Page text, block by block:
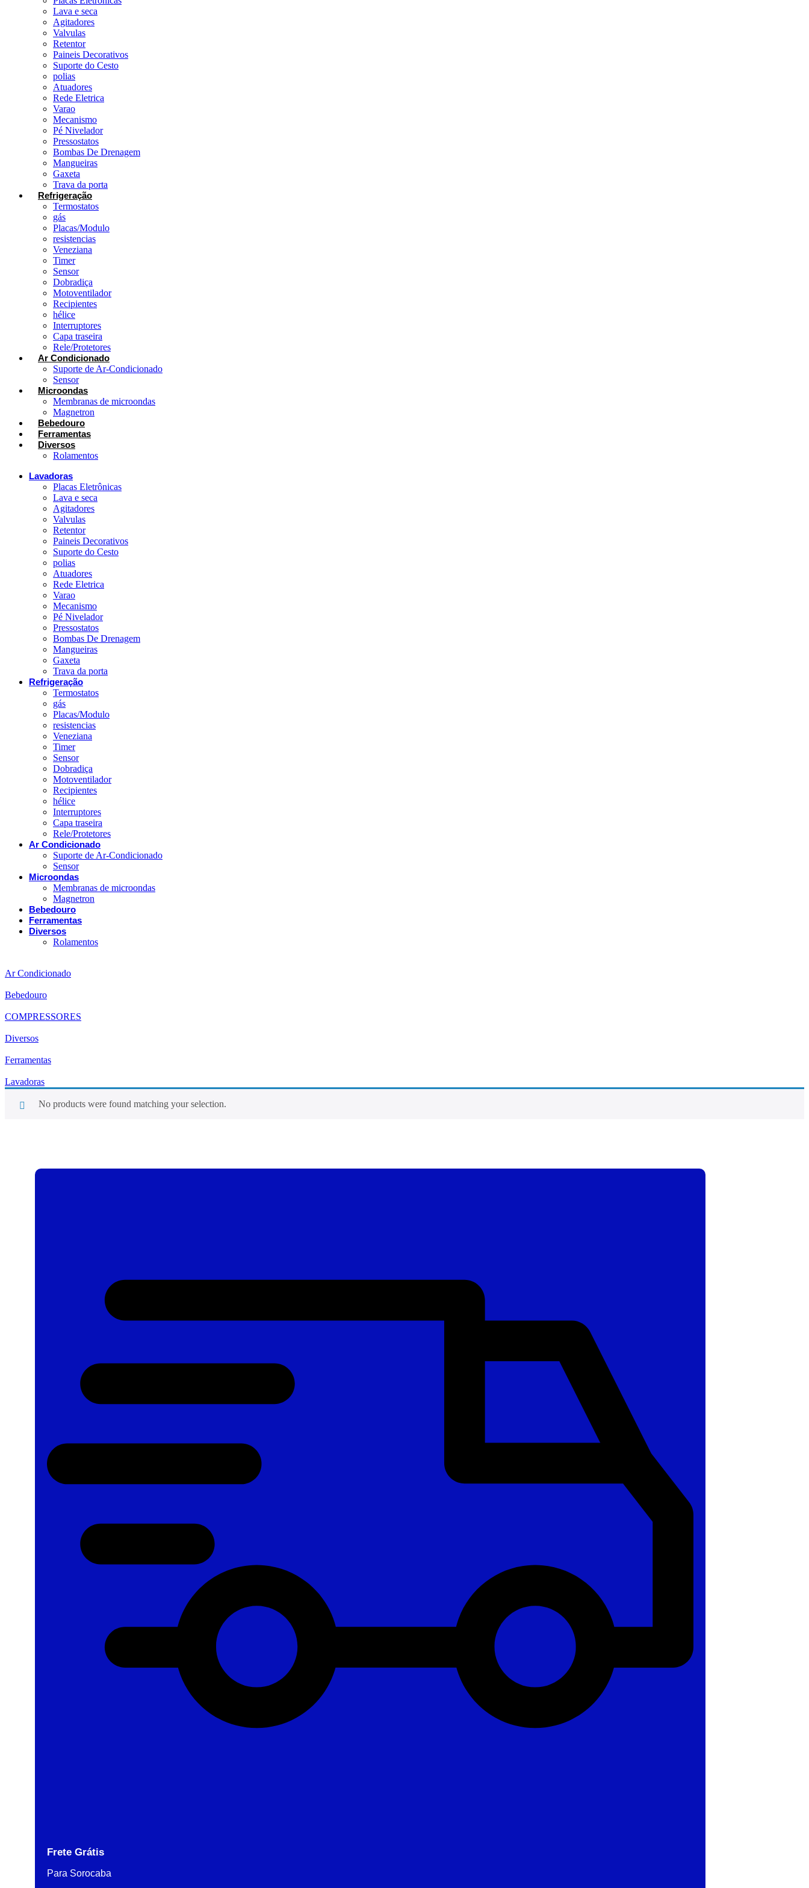
Lava e seca
Agitadores
Valvulas
Retentor
Paineis Decorativos
Suporte do Cesto
polias
Atuadores
Rede Eletrica
Varao
Mecanismo
Pé Nivelador
Pressostatos
Bombas De Drenagem
Mangueiras
Gaxeta
Trava da porta
Refrigeração
Termostatos
gás
Placas/Modulo
resistencias
Veneziana
Timer
Sensor
Dobradiça
Motoventilador
Recipientes
hélice
Interruptores
Capa traseira
Rele/Protetores
Ar Condicionado
Suporte de Ar-Condicionado
Sensor
Microondas
Membranas de microondas
Magnetron
Bebedouro
Ferramentas
Diversos
Rolamentos
Lavadoras
Placas Eletrônicas
Lava e seca
Agitadores
Valvulas
Retentor
Paineis Decorativos
Suporte do Cesto
polias
Atuadores
Rede Eletrica
Varao
Mecanismo
Pé Nivelador
Pressostatos
Bombas De Drenagem
Mangueiras
Gaxeta
Trava da porta
Refrigeração
Termostatos
gás
Placas/Modulo
resistencias
Veneziana
Timer
Sensor
Dobradiça
Motoventilador
Recipientes
hélice
Interruptores
Capa traseira
Rele/Protetores
Ar Condicionado
Suporte de Ar-Condicionado
Sensor
Microondas
Membranas de microondas
Magnetron
Bebedouro
Ferramentas
Diversos
Rolamentos
Ar Condicionado
Bebedouro
COMPRESSORES
Diversos
Ferramentas
Lavadoras
No products were found matching your selection.
Frete Grátis
Para Sorocaba